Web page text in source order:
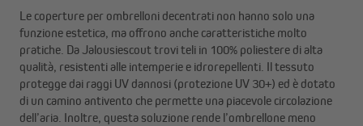
Le coperture per ombrelloni decentrati non hanno solo una
funzione estetica, ma offrono anche caratteristiche molto
pratiche. Da Jalousiescout trovi teli in 100% poliestere di alta
qualità, resistenti alle intemperie e idrorepellenti. Il tessuto
protegge dai raggi UV dannosi (protezione UV 30+) ed è dotato
di un camino antivento che permette una piacevole circolazione
dell’aria. Inoltre, questa soluzione rende l’ombrellone meno